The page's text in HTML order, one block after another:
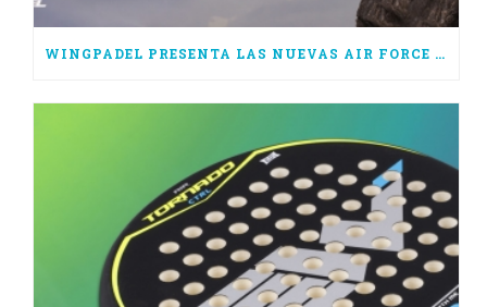
WINGPADEL PRESENTA LAS NUEVAS AIR FORCE 3.0